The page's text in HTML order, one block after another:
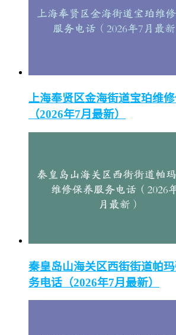
上海奉贤区金海街道宝珀维
（2026年7月最新）
秦皇岛山海关区西街街道帕
务电话（2026年7月最新）